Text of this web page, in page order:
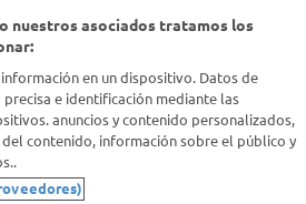
nuestros asociados tratamos los
en un dispositivo. Datos de
e identificación mediante las
anuncios y contenido personalizados,
del contenido, información sobre el público y